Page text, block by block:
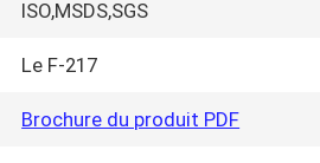
ISO,MSDS,SGS
Le F-217
Brochure du produit PDF